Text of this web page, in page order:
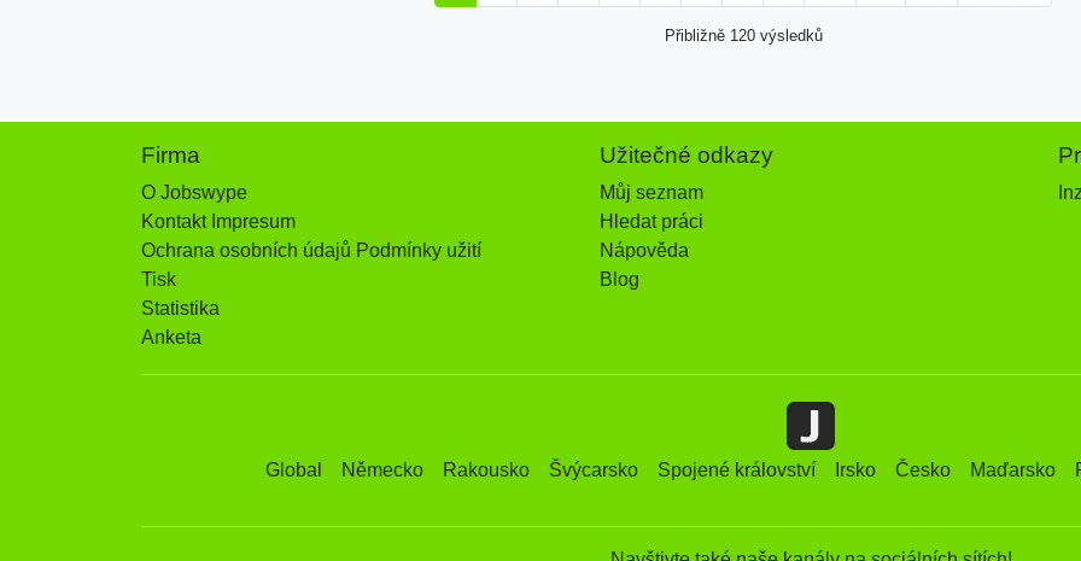
Přibližně 120 výsledků
Firma
O Jobswype
Kontakt Impresum
Ochrana osobních údajů Podmínky užití
Tisk
Statistika
Anketa
Užitečné odkazy
Můj seznam
Hledat práci
Nápověda
Blog
Global Německo Rakousko Švýcarsko Spojené království Irsko Česko Maďarsko